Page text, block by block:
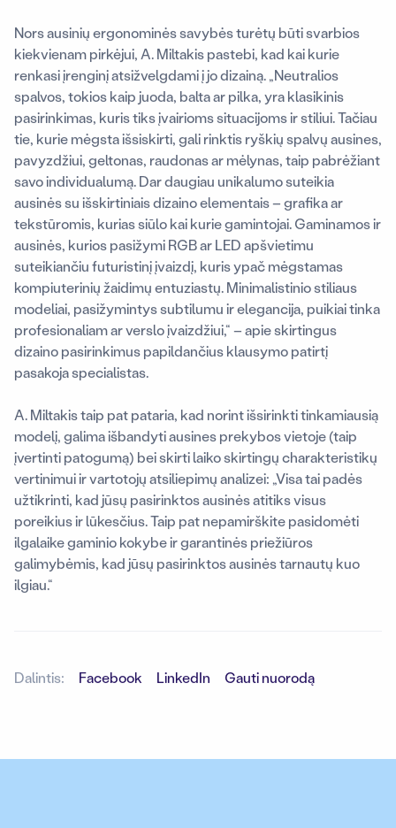
Nors ausinių ergonominės savybės turėtų būti svarbios
kiekvienam pirkėjui, A. Miltakis pastebi, kad kai kurie
renkasi įrenginį atsižvelgdami į jo dizainą. „Neutralios
spalvos, tokios kaip juoda, balta ar pilka, yra klasikinis
pasirinkimas, kuris tiks įvairioms situacijoms ir stiliui. Tačiau
tie, kurie mėgsta išsiskirti, gali rinktis ryškių spalvų ausines,
pavyzdžiui, geltonas, raudonas ar mėlynas, taip pabrėžiant
savo individualumą. Dar daugiau unikalumo suteikia
ausinės su išskirtiniais dizaino elementais – grafika ar
tekstūromis, kurias siūlo kai kurie gamintojai. Gaminamos ir
ausinės, kurios pasižymi RGB ar LED apšvietimu
suteikiančiu futuristinį įvaizdį, kuris ypač mėgstamas
kompiuterinių žaidimų entuziastų. Minimalistinio stiliaus
modeliai, pasižymintys subtilumu ir elegancija, puikiai tinka
profesionaliam ar verslo įvaizdžiui,“ – apieskirtingus
dizaino pasirinkimus papildančius klausymo patirtį
pasakoja specialistas.
A.Miltakis taip pat pataria, kad norint išsirinkti tinkamiausią
modelį, galima išbandyti ausines prekybos vietoje (taip
įvertinti patogumą) bei skirti laiko skirtingų charakteristikų
vertinimui ir vartotojų atsiliepimų analizei: „Visa tai padės
užtikrinti, kad jūsų pasirinktos ausinės atitiks visus
poreikius ir lūkesčius. Taip pat nepamirškite pasidomėti
ilgalaike gaminio kokybe ir garantinės priežiūros
galimybėmis, kad jūsų pasirinktos ausinės tarnautų kuo
ilgiau.“
Dalintis: Facebook LinkedIn Gauti nuorodą